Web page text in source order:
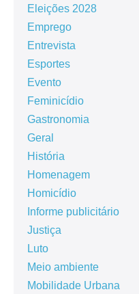
Eleições 2028
Emprego
Entrevista
Esportes
Evento
Feminicídio
Gastronomia
Geral
História
Homenagem
Homicídio
Informe publicitário
Justiça
Luto
Meio ambiente
Mobilidade Urbana